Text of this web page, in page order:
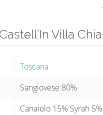
Villa
Toscana
Sangiovese 80%
Canaiolo 15% Syrah 5%